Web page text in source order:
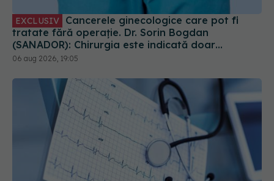
tratate fără operație. Dr. Sorin Bogdan
(SANADOR): Chirurgia este indicată doar
punctual, pentru anumite categorii de paciente
06 aug 2026, 19:05